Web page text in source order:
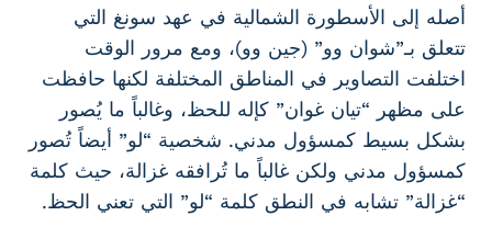
أصله إلى الأسطورة الشمالية في عهد سونغ التي
تتعلق بـ”شوان وو” (جين وو)، ومع مرور الوقت
اختلفت التصاوير في المناطق المختلفة لكنها حافظت
على مظهر “تيان غوان” كإله للحظ، وغالباً ما يُصور
بشكل بسيط كمسؤول مدني. شخصية “لو” أيضاً تُصور
كمسؤول مدني ولكن غالباً ما تُرافقه غزالة، حيث كلمة
“غزالة” تشابه في النطق كلمة “لو” التي تعني الحظ.